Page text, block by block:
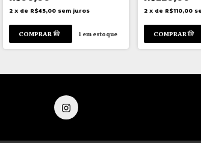
2 x de R$45,00 sem juros
1 em estoque
2 x de R$110,00